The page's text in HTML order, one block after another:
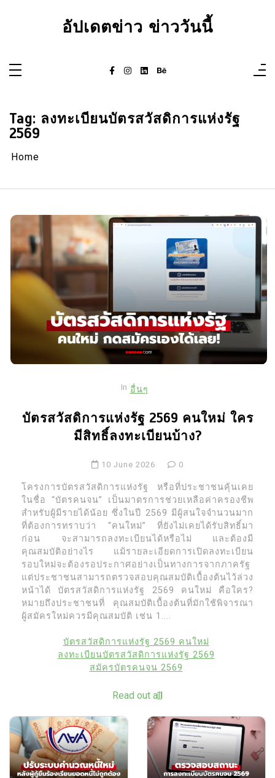
อัปเดตข่าว ข่าววันนี้
Tag: ลงทะเบียนบัตรสวัสดิการแห่งรัฐ
2569
Home
In อื่นๆ
บัตรสวัสดิการแห่งรัฐ 2569 คนใหม่ ใคร
มีสิทธิ์ลงทะเบียนบ้าง?
10 June 2026 0
โครงการบัตรสวัสดิการแห่งรัฐ หรือที่ประชาชนคุ้นเคย
ในชื่อ “บัตรคนจน” เป็นมาตรการช่วยเหลือค่าครองชีพ
สำหรับผู้มีรายได้น้อย ซึ่งในปี 2569 มีผู้สนใจจำนวนมาก
ที่ต้องการทราบว่า “คนใหม่” ที่ยังไม่เคยได้รับสิทธิ์มา
ก่อน จะสามารถลงทะเบียนได้หรือไม่ และต้องมี
คุณสมบัติอย่างไร แม้รายละเอียดการเปิดลงทะเบียน
รอบใหม่จะต้องรอประกาศอย่างเป็นทางการจากภาครัฐ
แต่ประชาชนสามารถตรวจสอบคุณสมบัติเบื้องต้นไว้ล่วง
หน้าได้ บัตรสวัสดิการแห่งรัฐ 2569 คนใหม่ คือใคร?
หมายถึงประชาชนที่ คุณสมบัติเบื้องต้นที่มักใช้พิจารณา
ผู้สมัครใหม่ควรมีคุณสมบัติ เช่น 1....
บัตรสวัสดิการแห่งรัฐ 2569 คนใหม่
ลงทะเบียนบัตรสวัสดิการแห่งรัฐ 2569
สมัครบัตรคนจน 2569
Read out all